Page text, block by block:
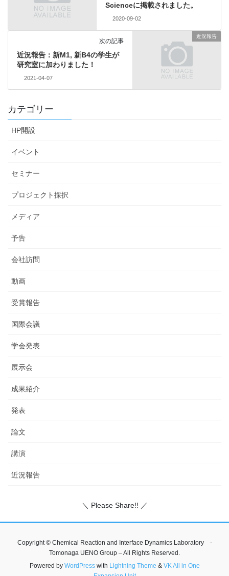
Scienceに掲載されました。
2020-09-02
近況報告
次の記事
近況報告：新M1, 新B4の学生が
研究室に加わりました！
2021-04-07
カテゴリー
HP開設
イベント
セミナー
プロジェクト採択
メディア
予告
会社訪問
動画
受賞報告
国際会議
学会発表
展示会
成果紹介
発表
論文
講演
近況報告
＼ Please Share!! ／
Copyright © Chemical Reaction and Interface Dynamics Laboratory -
Tomonaga UENO Group – All Rights Reserved.
Powered by WordPresswith Lightning Theme & VK All in One